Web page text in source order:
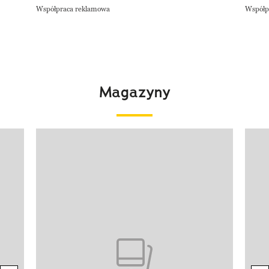
Współpraca reklamowa
Magazyny